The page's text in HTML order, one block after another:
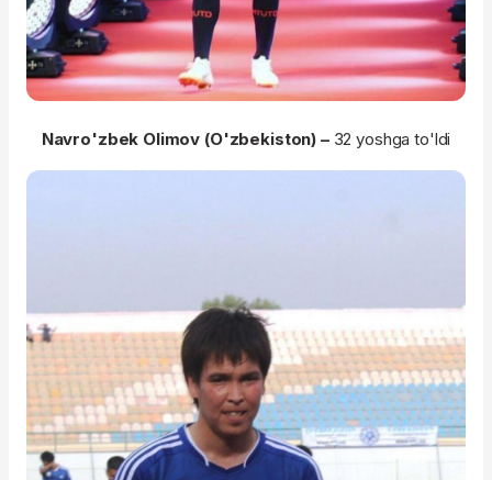
Navro'zbek Olimov (O'zbekiston) –32 yoshga to'ldi